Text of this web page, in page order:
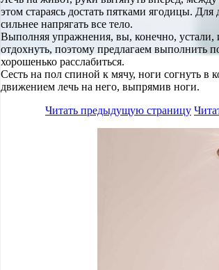
этом стараясь достать пятками ягодицы.
сильнее напрягать все тело.
Выполняя упражнения, вы, конечно, устали,
отдохнуть, поэтому предлагаем выполнить
хорошенько расслабиться.
Сесть на пол спиной к мячу, ноги согнуть в
движением лечь на него, выпрямив ноги.
Читать предыдущую страницу